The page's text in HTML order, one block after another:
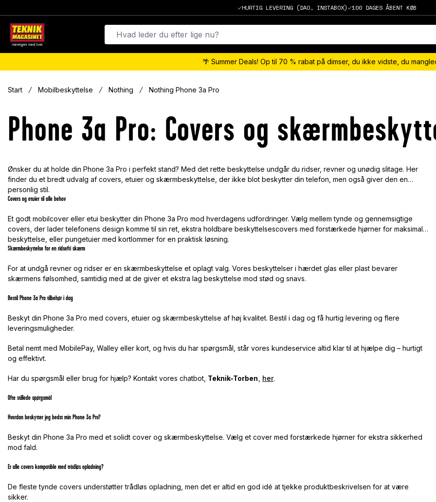
HURTIG LEVERING (DAO, INSTABOX) 100 DAGES ÅBENT KØB
🌴 Summer Deals! Op til 70 % rabat på dimser, du ikke vidste, du
Start Mobilbeskyttelse Nothing Nothing Phone 3a Pro
Phone 3a Pro: Covers og
Ønsker du at holde din Phone 3a Pro i perfekt stand? Med det rette beskyttelse undgår du ridser, revner og unødig slitage. Her
finder du et bredt udvalg af covers, etuier og skærmbeskyttelse, der ikke blot beskytter din telefon, men også giver den en
personlig stil.
Covers og etuier til alle behov
Et godt mobilcover eller etui beskytter din Phone 3a Pro mod hverdagens udfordringer. Vælg mellem tynde og gennemsigtige
covers, der lader telefonens design komme til sin ret, ekstra holdbare beskyttelsescovers med forstærkede hjørner for maksimal
beskyttelse, eller pungetuier med kortlommer for en praktisk løsning.
Skærmbeskyttelse for en ridsefri skærm
For at undgå revner og ridser er en skærmbeskyttelse et oplagt valg. Vores beskyttelser i hærdet glas eller plast bevarer
skærmens følsomhed, samtidig med at de giver et ekstra lag beskyttelse mod stød og snavs.
Bestil Phone 3a Pro tilbehør i dag
Beskyt din Phone 3a Pro med covers, etuier og skærmbeskyttelse af høj kvalitet. Bestil i dag og få hurtig levering og flere
leveringsmuligheder.
Betal nemt med MobilePay, Walley eller kort, og hvis du har spørgsmål, står vores kundeservice altid klar til at hjælpe dig – hurtigt
og effektivt.
Har du spørgsmål eller brug for hjælp? Kontakt vores chatbot, Teknik-Torben her.
Ofte stillede spørgsmål
Hvordan beskytter jeg bedst min Phone 3a Pro?
Beskyt din Phone 3a Pro med et solidt cover og skærmbeskyttelse. Vælg et cover med forstærkede hjørner for ekstra sikkerhed
mod fald.
Er alle covers kompatible med trådløs opladning?
De fleste tynde covers understøtter trådløs opladning, men det er altid en god idé at tjekke produktbeskrivelsen for at være
sikker.